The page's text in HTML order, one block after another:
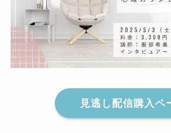
見逃し配信購入ペ